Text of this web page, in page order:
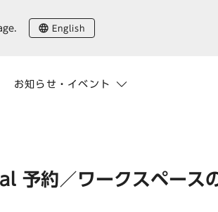
お知らせ・イベント
English
予約／ワークスペース